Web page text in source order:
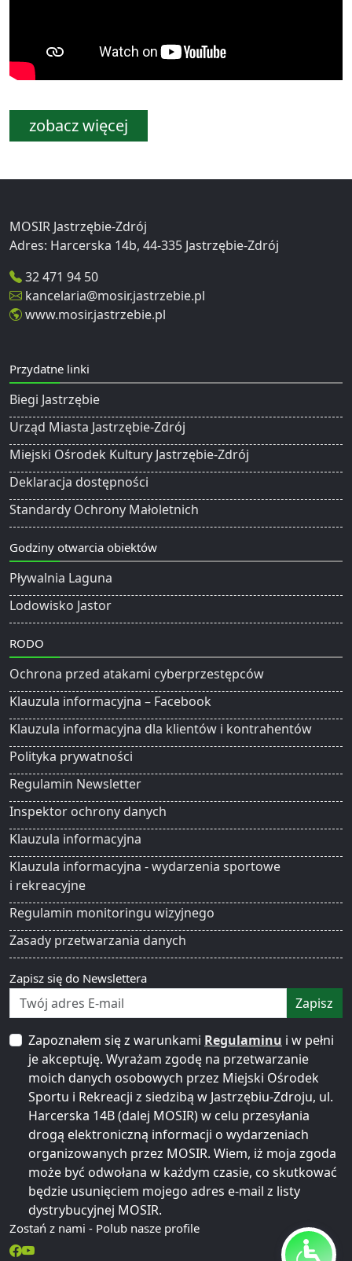
zobacz więcej
MOSIR Jastrzębie-Zdrój
32 471 94 50
kancelaria@mosir.jastrzebie.pl
www.mosir.jastrzebie.pl
Przydatne linki
Biegi Jastrzębie
Urząd Miasta Jastrzębie-Zdrój
Miejski Ośrodek Kultury Jastrzębie-Zdrój
Deklaracja dostępności
Standardy Ochrony Małoletnich
Godziny otwarcia obiektów
Pływalnia Laguna
Lodowisko Jastor
RODO
Ochrona przed atakami cyberprzestępców
Klauzula informacyjna – Facebook
Klauzula informacyjna dla klientów i kontrahentów
Polityka prywatności
Regulamin Newsletter
Inspektor ochrony danych
Klauzula informacyjna
Klauzula informacyjna - wydarzenia sportowe
i rekreacyjne
Regulamin monitoringu wizyjnego
Zasady przetwarzania danych
Zapisz się do Newslettera
Zapisz
Zapoznałem się z warunkami Regulaminu i w pełni
je akceptuję. Wyrażam zgodę na przetwarzanie
moich danych osobowych przez Miejski Ośrodek
Sportu i Rekreacji z siedzibą w Jastrzębiu-Zdroju, ul.
Harcerska 14B (dalej MOSIR) w celu przesyłania
drogą elektroniczną informacji o wydarzeniach
organizowanych przez MOSIR. Wiem, iż moja zgoda
może być odwołana w każdym czasie, co skutkować
będzie usunięciem mojego adres e-mail z listy
dystrybucyjnej MOSIR.
Zostań z nami - Polub nasze profile